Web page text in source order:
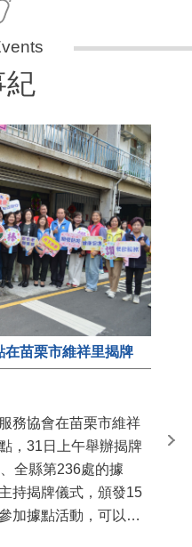
紀
苗栗市維祥里揭牌
務協會在苗栗市維祥
，31日上午舉辦揭牌
全縣第236處的據
持揭牌儀式，頒發15
加據點活動，可以更
苗